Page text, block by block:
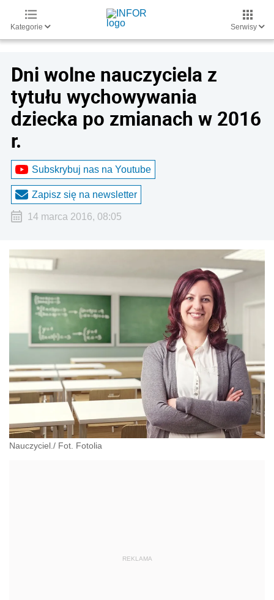
Kategorie Serwisy
Dni wolne nauczyciela z
tytułu wychowywania
dziecka po zmianach w 2016
r.
Subskrybuj nas na Youtube
Zapisz się na newsletter
14 marca 2016, 08:05
Nauczyciel./ Fot. Fotolia